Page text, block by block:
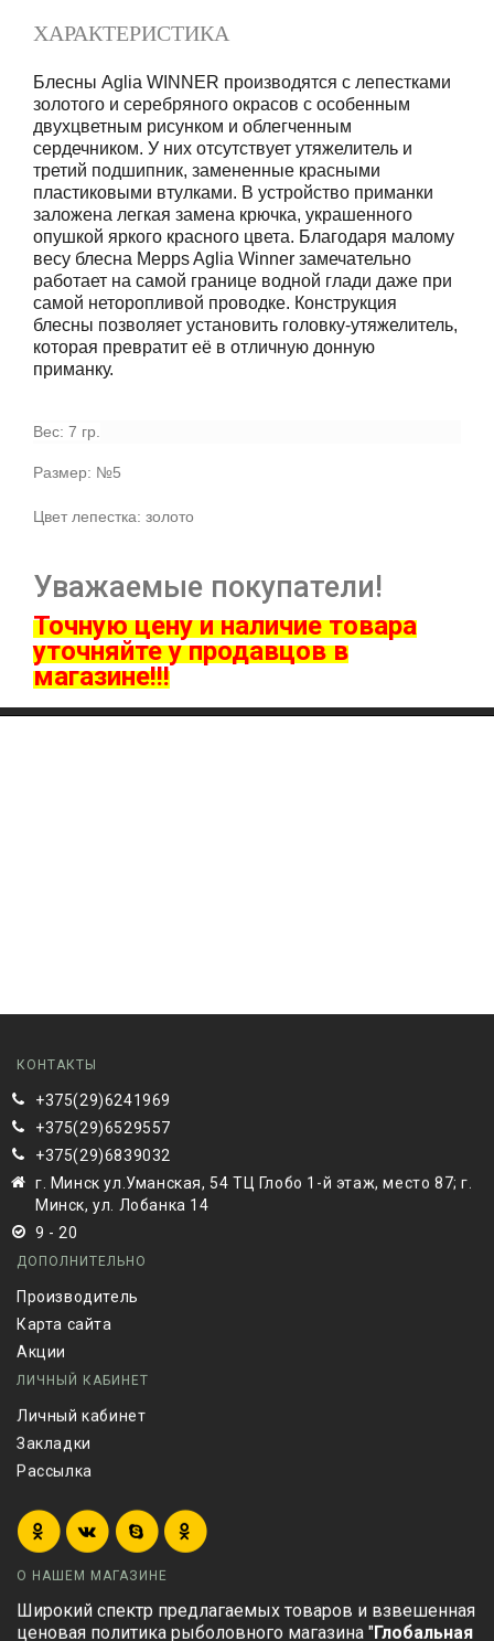
ХАРАКТЕРИСТИКА
Блесны Aglia WINNER производятся с лепестками
золотого и серебряного окрасов с особенным
двухцветным рисунком и облегченным
сердечником. У них отсутствует утяжелитель и
третий подшипник, замененные красными
пластиковыми втулками. В устройство приманки
заложена легкая замена крючка, украшенного
опушкой яркого красного цвета. Благодаря малому
весу блесна Mepps Aglia Winner замечательно
работает на самой границе водной глади даже при
самой неторопливой проводке. Конструкция
блесны позволяет установить головку-утяжелитель,
которая превратит её в отличную донную
приманку.
Вес: 7 гр.
Размер: №5
Цвет лепестка: золото
Уважаемые покупатели!
Точную цену и наличие товара
уточняйте у продавцов в
магазине!!!
КОНТАКТЫ
+375(29)6241969
+375(29)6529557
+375(29)6839032
г. Минск ул.Уманская, 54 ТЦ Глобо 1-й этаж, место 87; г.
Минск, ул. Лобанка 14
9 - 20
ДОПОЛНИТЕЛЬНО
Производитель
Карта сайта
Акции
ЛИЧНЫЙ КАБИНЕТ
Личный кабинет
Закладки
Рассылка
О НАШЕМ МАГАЗИНЕ
Широкий спектр предлагаемых товаров и взвешенная
ценовая политика рыболовного магазина "Глобальная